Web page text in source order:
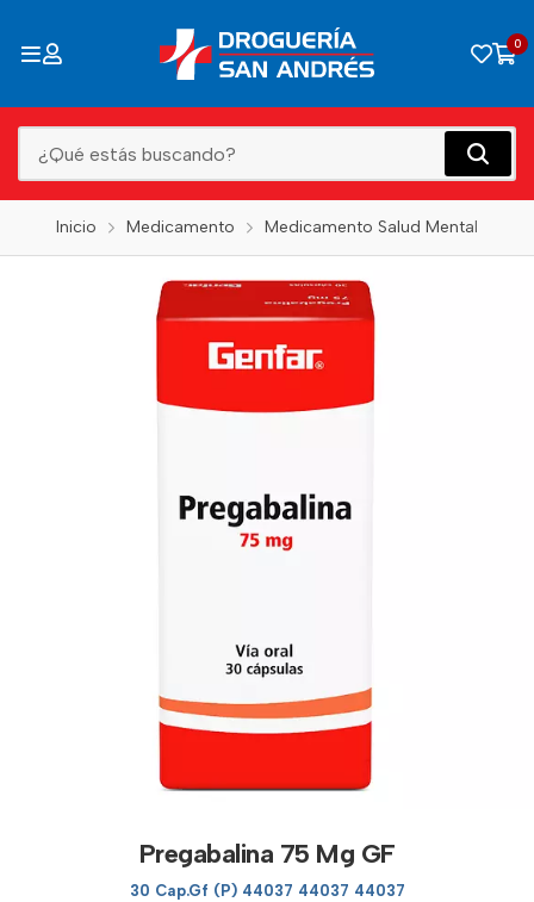
0
Inicio Medicamento Medicamento Salud Mental
Pregabalina 75 Mg GF
30 Cap.Gf (P) 44037 44037 44037